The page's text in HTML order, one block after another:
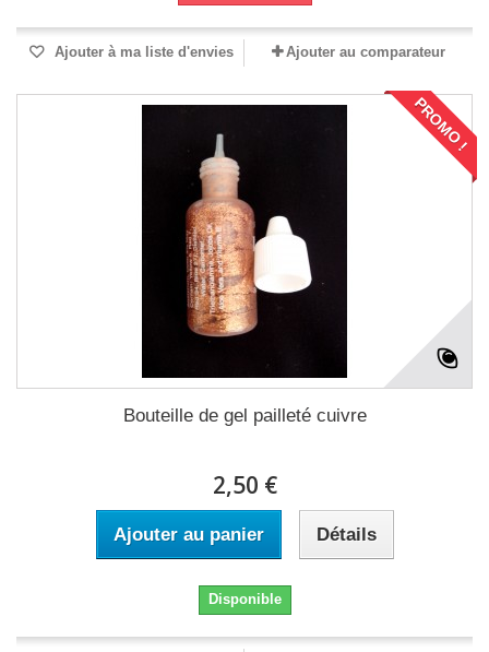
Ajouter à ma liste d'envies Ajouter au comparateur
PROMO !
Bouteille de gel pailleté cuivre
2,50 €
Ajouter au panier Détails
Disponible